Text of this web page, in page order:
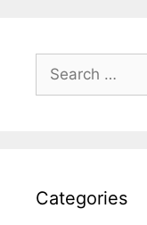
Search
for:
Categories